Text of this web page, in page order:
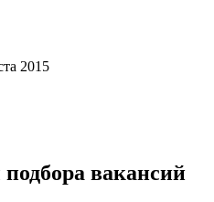
2015
вакансий